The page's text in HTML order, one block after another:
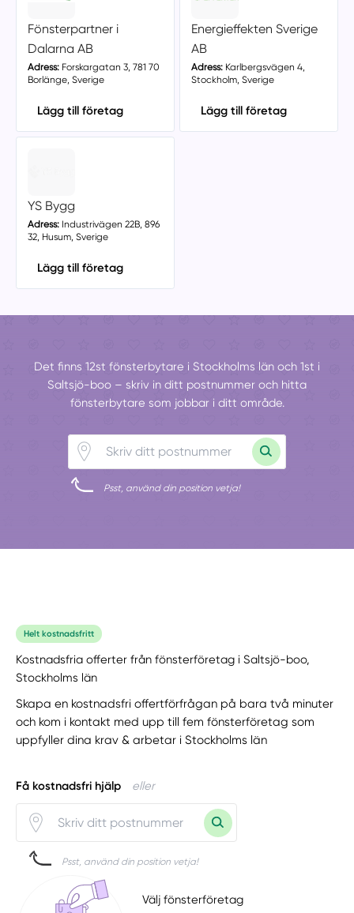
Fönsterpartner i
Dalarna AB
Adress:Forskargatan 3, 781 70
Borlänge, Sverige
Lägg till företag
Energieffekten Sverige
AB
Adress:Karlbergsvägen 4,
Stockholm, Sverige
Lägg till företag
YS Bygg
Adress:Industrivägen 22B, 896
32, Husum, Sverige
Lägg till företag
Det finns 12st fönsterbytare i Stockholms län och 1st i
Saltsjö-boo – skriv in ditt postnummer och hitta
fönsterbytare som jobbar i ditt område.
Psst, använd din position vetja!
Helt kostnadsfritt
Kostnadsfria offerter från fönsterföretag i Saltsjö-boo,
Stockholms län
Skapa en kostnadsfri offertförfrågan på bara två minuter
och kom i kontakt med upp till fem fönsterföretag som
uppfyller dina krav & arbetar i Stockholms län
Få kostnadsfri hjälp eller
Psst, använd din position vetja!
Välj fönsterföretag